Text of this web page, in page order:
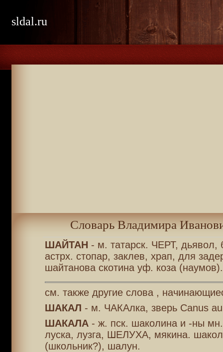
sldal.ru
Словарь Владимира
ШАЙТАН - м. татарск. ЧЕРТ, дьявол,
астрх. стопар, заклев, храп, для
шайтанова скотина уф. коза (наумов).
см. также другие слова ,
ШАКАЛ - м. ЧАКАлка, зверь Canus
ШАКАЛА- ж. пск. шаколина и -ны мн.
луска, лузга, ШЕЛУХА, мякина.
(школьник?), шалун.